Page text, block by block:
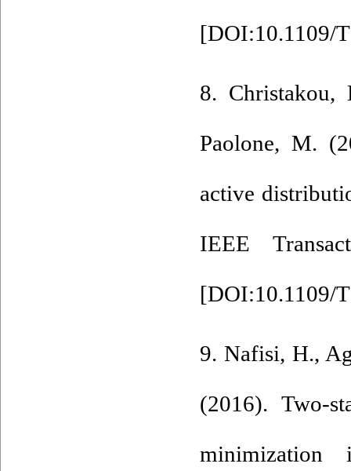
[DOI:10.1109/
8.
Paolone, M.
active
IEEE
[DOI:10.1109/
9. Nafisi, H.,
(2016). Two-